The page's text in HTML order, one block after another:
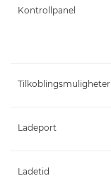
Kontrollpanel
Tilkoblingsmuligheter
Ladeport
Ladetid